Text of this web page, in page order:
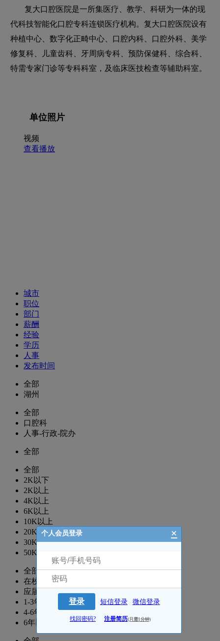
复大口腔医院是一所集医疗、教学、科研为一体的现
代科技智能化口腔专科连锁医疗机构。复大口腔医院设有
种植中心、数字化正畸中心、口腔内科、口腔外科、美学
修复科、儿童齿科、牙周病专科、预防保健科、综合科、
特需专家门诊等专科科室，及临床医技检查等辅助科室。
单位照片
视频
查看播放
城市
职位
部门
薪酬
经验
学历
人事
发布时间
全部
湖州
全部
口腔科
人事-行政-院办
全部
全部
2K以下
2K以上
4K以上
6K以上
10K以上
20K以上
30K以上
50K以上
全部
在校生
应届生
1-3年
4-6年
6年以上
个人会员登录 ×
登录 短信登录 微信登录
找回密码? 注册简历(只需1分钟)